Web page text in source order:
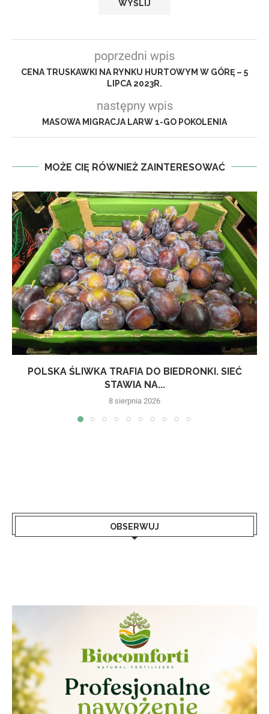
poprzedni wpis
CENA TRUSKAWKI NA RYNKU HURTOWYM W GÓRĘ – 5
LIPCA 2023R.
następny wpis
MASOWA MIGRACJA LARW 1-GO POKOLENIA
MOŻE CIĘ RÓWNIEŻ ZAINTERESOWAĆ
POLSKA ŚLIWKA TRAFIA DO BIEDRONKI. SIEĆ
STAWIA NA...
8 sierpnia 2026
OBSERWUJ